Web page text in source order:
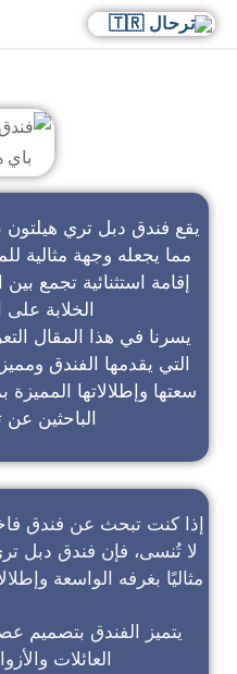
يقع فندق دبل تري
مما يجعله وجهة مثالية
إقامة استثنائية تجمع
الخلابة على
يسرنا في هذا المقال
التي يقدمها الفندق
سعتها وإطلالاتها المميزة
الباحثين
إذا كنت تبحث عن فندق
لا تُنسى، فإن فندق دبل
مثاليًا بغرفه الواسعة
يتميز الفندق بتصميم
العائلات